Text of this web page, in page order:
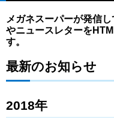
メガネスーパーが発信
やニュースレターを
す。
最新のお知らせ
2018年